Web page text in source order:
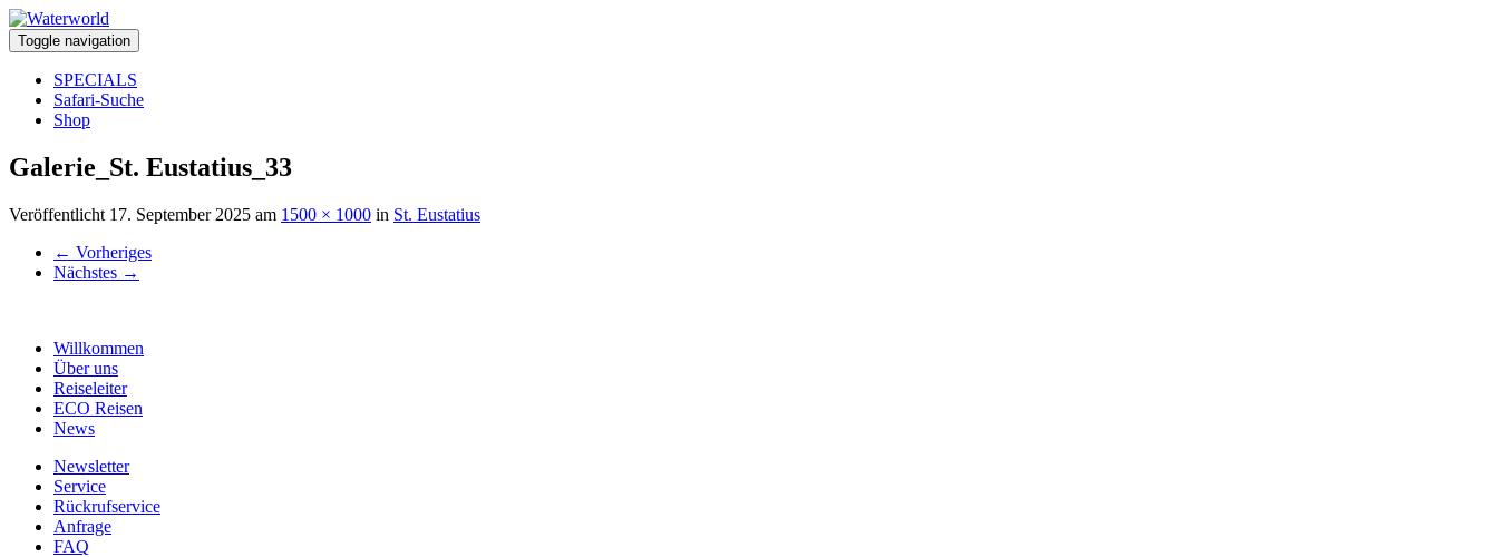
Toggle navigation
SPECIALS
Safari-Suche
Shop
Galerie_St. Eustatius_33
Veröffentlicht 17. September 2025 am 1500 × 1000 in St. Eustatius
← Vorheriges
Nächstes →
Willkommen
Über uns
Reiseleiter
ECO Reisen
News
Newsletter
Service
Rückrufservice
Anfrage
FAQ